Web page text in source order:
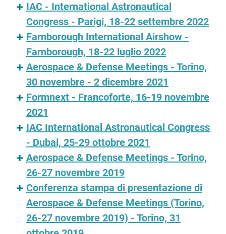
IAC - International Astronautical
Congress - Parigi, 18-22 settembre 2022
Farnborough International Airshow -
Farnborough, 18-22 luglio 2022
Aerospace & Defense Meetings - Torino,
30 novembre - 2 dicembre 2021
Formnext - Francoforte, 16-19 novembre
2021
IAC International Astronautical Congress
- Dubai, 25-29 ottobre 2021
Aerospace & Defense Meetings - Torino,
26-27 novembre 2019
Conferenza stampa di presentazione di
Aerospace & Defense Meetings (Torino,
26-27 novembre 2019) - Torino, 31